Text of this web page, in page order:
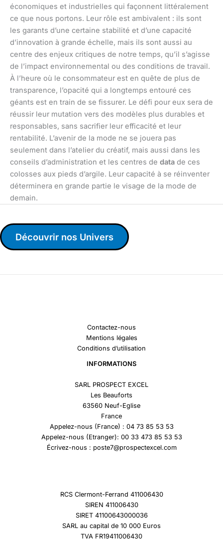
économiques et industrielles qui façonnent littéralement
ce que nous portons. Leur rôle est ambivalent : ils sont
les garants d’une certaine stabilité et d’une capacité
d’innovation à grande échelle, mais ils sont aussi au
centre des enjeux critiques de notre temps, qu’il s’agisse
de l’impact environnemental ou des conditions de travail.
À l’heure où le consommateur est en quête de plus de
transparence, l’opacité qui a longtemps entouré ces
géants est en train de se fissurer. Le défi pour eux sera de
réussir leur mutation vers des modèles plus durables et
responsables, sans sacrifier leur efficacité et leur
rentabilité. L’avenir de la mode ne se jouera pas
seulement dans l’atelier du créatif, mais aussi dans les
conseils d’administration et les centres de data de ces
colosses aux pieds d’argile. Leur capacité à se réinventer
déterminera en grande partie le visage de la mode de
demain.
Découvrir nos Univers
Contactez-nous
Mentions légales
Conditions d’utilisation
INFORMATIONS
SARL PROSPECT EXCEL
Les Beauforts
63560 Neuf-Eglise
France
Appelez-nous (France) : 04 73 85 53 53
Appelez-nous (Etranger): 00 33 473 85 53 53
Écrivez-nous : poste7@prospectexcel.com
RCS Clermont-Ferrand 411006430
SIREN 411006430
SIRET 41100643000036
SARL au capital de 10 000 Euros
TVA FR19411006430